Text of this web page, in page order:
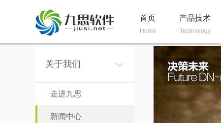
首页
Home
产品技术
Technology
关于我们
走进九思
新闻中心